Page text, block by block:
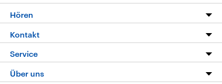
Die Nachrichten
Nachrichtenleicht
Neue Beiträge auf dlf.de
Hören
Livestream
Podcasts
Deutschlandfunk App
Kontakt
Hörerservice
Service
FAQ
Über uns